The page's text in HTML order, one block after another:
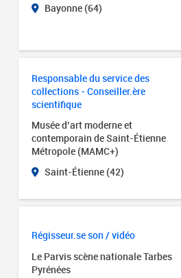
Bayonne (64)
Responsable du service des
collections - Conseiller.ère
scientifique
Musée d’art moderne et
contemporain de Saint-Étienne
Métropole (MAMC+)
Saint-Étienne (42)
Régisseur.se son / vidéo
Le Parvis scène nationale Tarbes
Pyrénées